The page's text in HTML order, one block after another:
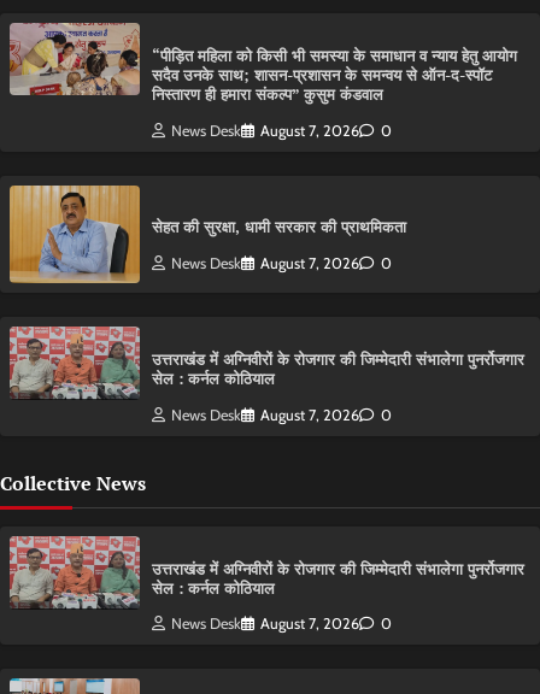
“पीड़ित महिला को किसी भी समस्या के समाधान व न्याय हेतु आयोग
सदैव उनके साथ; शासन-प्रशासन के समन्वय से ऑन-द-स्पॉट
निस्तारण ही हमारा संकल्प” कुसुम कंडवाल
News Desk August 7, 2026 0
सेहत की सुरक्षा, धामी सरकार की प्राथमिकता
News Desk August 7, 2026 0
उत्तराखंड में अग्निवीरों के रोजगार की जिम्मेदारी संभालेगा पुनर्रोजगार
सेल : कर्नल कोठियाल
News Desk August 7, 2026 0
Collective News
उत्तराखंड में अग्निवीरों के रोजगार की जिम्मेदारी संभालेगा पुनर्रोजगार
सेल : कर्नल कोठियाल
News Desk August 7, 2026 0